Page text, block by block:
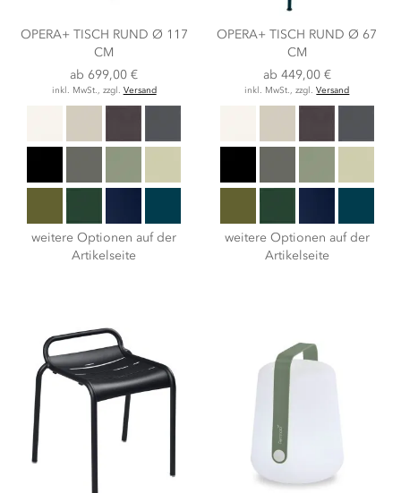
OPERA+ TISCH RUND Ø 117
CM
ab 699,00 €
inkl. MwSt., zzgl. Versand
weitere Optionen auf der
Artikelseite
OPERA+ TISCH RUND Ø 67
CM
ab 449,00 €
inkl. MwSt., zzgl.Versand
weitere Optionen auf der
Artikelseite